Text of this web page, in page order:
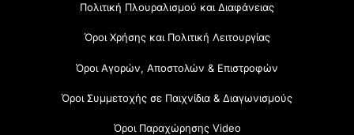
Πολιτική Πλουραλισμού και Διαφάνειας
Όροι Χρήσης και Πολιτική Λειτουργίας
Όροι Αγορών, Αποστολών & Επιστροφών
Όροι Συμμετοχής σε Παιχνίδια & Διαγωνισμούς
Όροι Παραχώρησης Video